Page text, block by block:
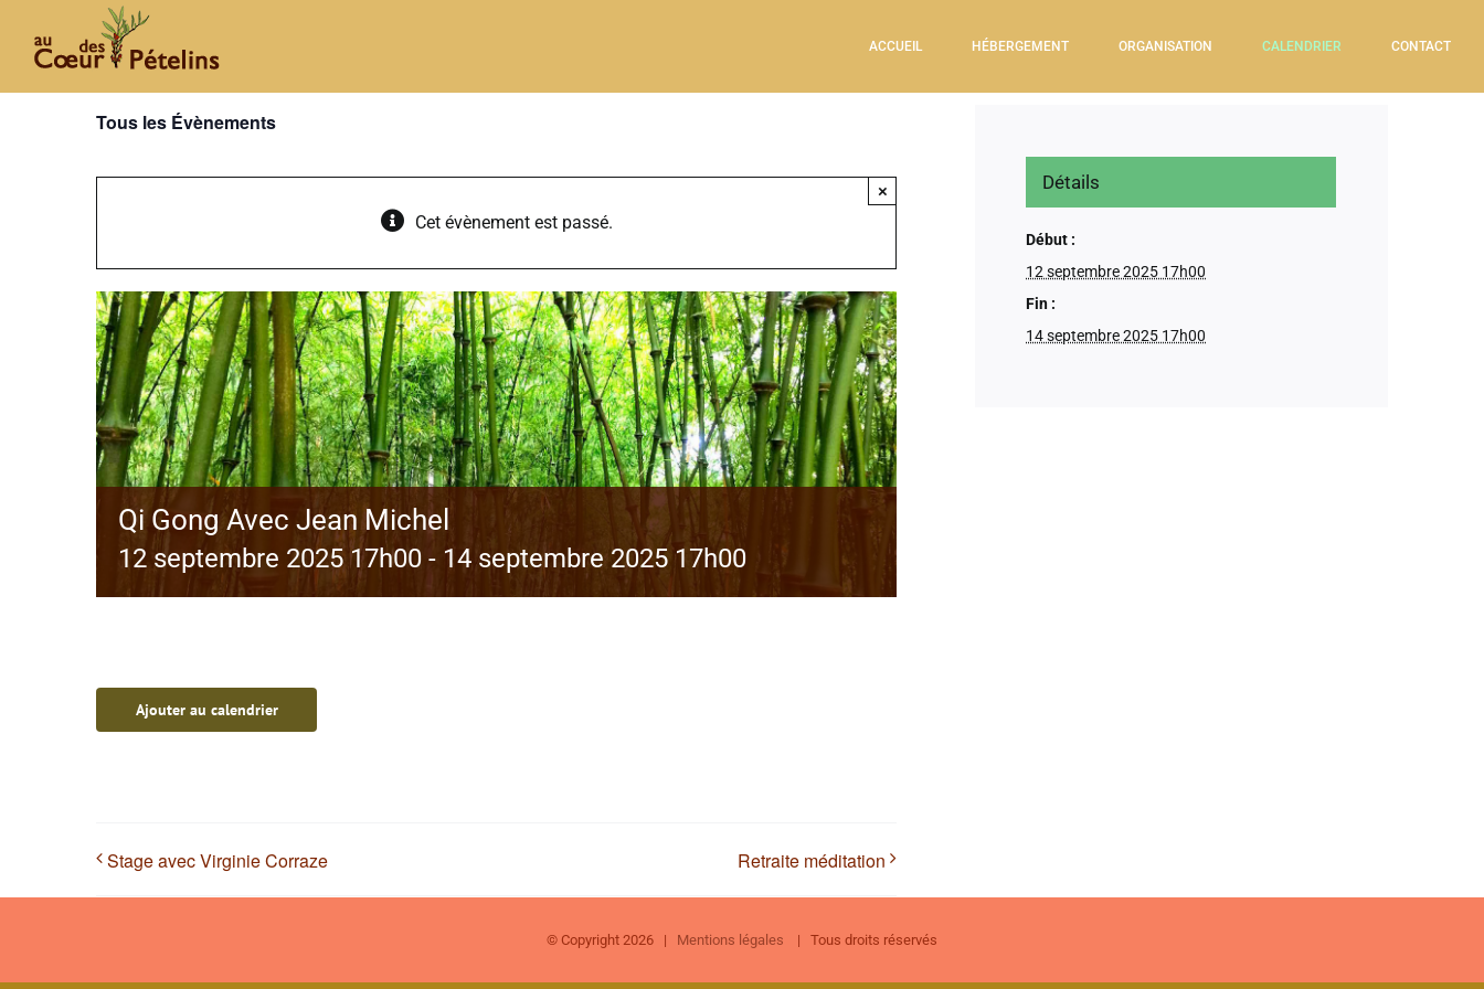
ACCUEIL HÉBERGEMENT ORGANISATION CALENDRIER CONTACT
Tous les Évènements
Cet évènement est passé.
×
Qi Gong Avec Jean Michel
12 septembre 2025 17h00 - 14 septembre 2025 17h00
Ajouter au calendrier
Stage avec Virginie Corraze Retraite méditation
Détails
Début :
12 septembre 2025 17h00
Fin :
14 septembre 2025 17h00
© Copyright 2026 | Mentions légales | Tous droits réservés